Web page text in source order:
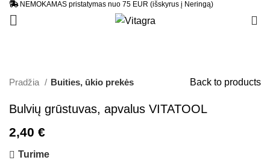
NEMOKAMAS pristatymas nuo 75 EUR (išskyrus į Neringą)
Pradžia Buities, ūkio prekės Back to products
Bulvių grūstuvas, apvalus VITATOOL
2,40 €
Turime